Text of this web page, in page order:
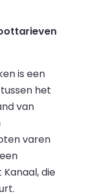
is een
het
van
varen
die